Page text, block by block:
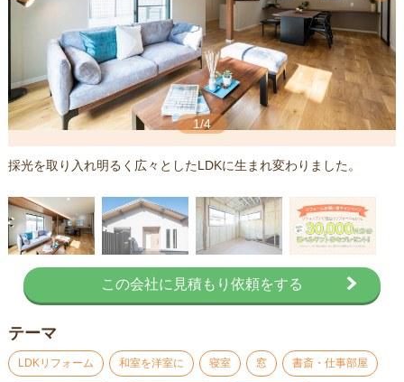
1/4
採光を取り入れ明るく広々としたLDKに生まれ変わりました。
この会社に見積もり依頼をする
テーマ
LDKリフォーム 和室を洋室に 寝室 窓 書斎・仕事部屋